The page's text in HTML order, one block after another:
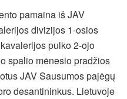
pamaina iš JAV
divizijos 1-osios
pulko 2-ojo
spalio mėnesio pradžios
JAV Sausumos pajėgų
desantininkus. Lietuvoje